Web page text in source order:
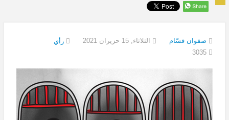
صفوان قسّام الثلاثاء, 15 حزيران 2021
رأي